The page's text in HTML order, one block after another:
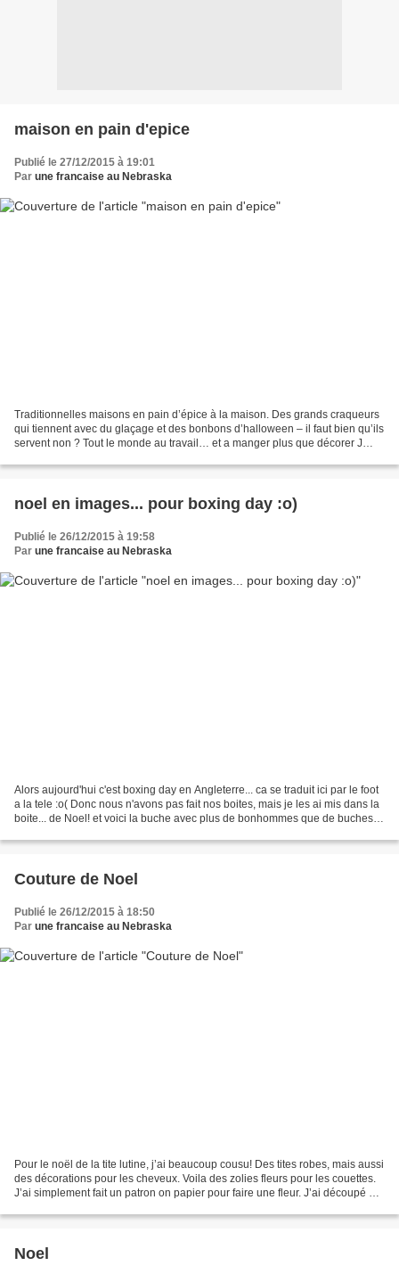
maison en pain d'epice
Publié le 27/12/2015 à 19:01
Par une francaise au Nebraska
Traditionnelles maisons en pain d’épice à la maison. Des grands craqueurs
qui tiennent avec du glaçage et des bonbons d’halloween – il faut bien qu’ils
servent non ? Tout le monde au travail… et a manger plus que décorer J
noel en images... pour boxing day :o)
Publié le 26/12/2015 à 19:58
Par une francaise au Nebraska
Alors aujourd'hui c'est boxing day en Angleterre... ca se traduit ici par le foot
a la tele :o( Donc nous n'avons pas fait nos boites, mais je les ai mis dans la
boite... de Noel! et voici la buche avec plus de bonhommes que de buches
Couture de Noel
Publié le 26/12/2015 à 18:50
Par une francaise au Nebraska
Pour le noël de la tite lutine, j’ai beaucoup cousu! Des tites robes, mais aussi
des décorations pour les cheveux. Voila des zolies fleurs pour les couettes.
J’ai simplement fait un patron on papier pour faire une fleur. J’ai découpé du
Noel